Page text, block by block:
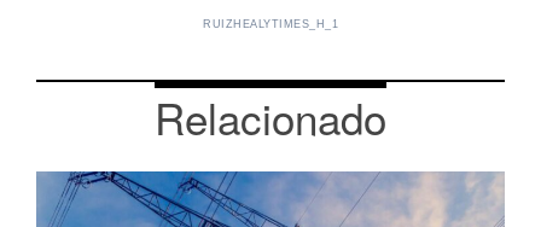
RUIZHEALYTIMES_H_1
Relacionado